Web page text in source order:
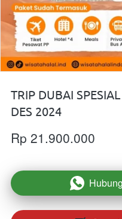
TRIP DUBAI
DES 2024
Rp 21.900.000
`